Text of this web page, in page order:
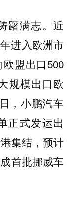
躇满志。近
进入欧洲市
盟出口500
规模出口欧
，小鹏汽车
正式发运出
集结，预计
首批挪威车